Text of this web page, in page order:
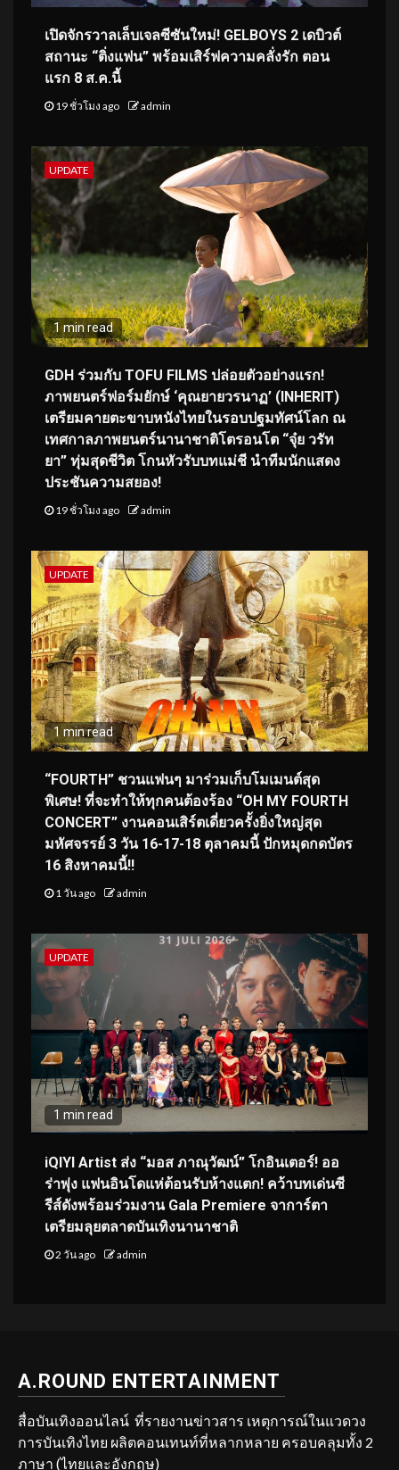
เปิดจักรวาลเล็บเจลซีซันใหม่! GELBOYS 2 เดบิวต์
สถานะ “ติ่งแฟน” พร้อมเสิร์ฟความคลั่งรัก ตอน
แรก 8 ส.ค.นี้
19 ชั่วโมง ago admin
UPDATE
1 min read
GDH ร่วมกับ TOFU FILMS ปล่อยตัวอย่างแรก!
ภาพยนตร์ฟอร์มยักษ์ ‘คุณยายวรนาฏ’ (INHERIT)
เตรียมคายตะขาบหนังไทยในรอบปฐมทัศน์โลก ณ
เทศกาลภาพยนตร์นานาชาติโตรอนโต “จุ๋ย วรัท
ยา” ทุ่มสุดชีวิต โกนหัวรับบทแม่ชี นำทีมนักแสดง
ประชันความสยอง!
19 ชั่วโมง ago admin
UPDATE
1 min read
“FOURTH” ชวนแฟนๆ มาร่วมเก็บโมเมนต์สุด
พิเศษ! ที่จะทำให้ทุกคนต้องร้อง “OH MY FOURTH
CONCERT” งานคอนเสิร์ตเดี่ยวครั้งยิ่งใหญ่สุด
มหัศจรรย์ 3 วัน 16-17-18 ตุลาคมนี้ ปักหมุดกดบัตร
16 สิงหาคมนี้!!
1 วัน ago admin
UPDATE
1 min read
iQIYI Artist ส่ง “มอส ภาณุวัฒน์” โกอินเตอร์! ออ
ร่าพุ่ง แฟนอินโดแห่ต้อนรับห้างแตก! คว้าบทเด่นซี
รีส์ดังพร้อมร่วมงาน Gala Premiere จาการ์ตา
เตรียมลุยตลาดบันเทิงนานาชาติ
2 วัน ago admin
A.ROUND ENTERTAINMENT
สื่อบันเทิงออนไลน์ ที่รายงานข่าวสาร เหตุการณ์ในแวดวง
การบันเทิงไทย ผลิตคอนเทนท์ที่หลากหลาย ครอบคลุมทั้ง 2
ภาษา (ไทยและอังกฤษ)